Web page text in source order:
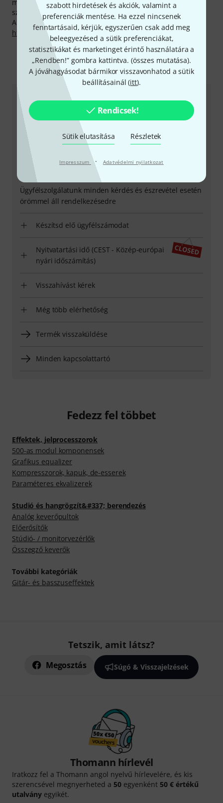
szabott hirdetések és akciók, valamint a
preferenciák mentése. Ha ezzel nincsenek
fenntartásaid, kérjük, egyszerűen csak add meg
beleegyezésed a sütik preferenciákat,
statisztikákat és marketinget érintő használatára a
„Rendben!” gombra kattintva. (összes mutatása).
A jóváhagyásodat bármikor visszavonhatod a sütik
beállításainál (itt).
Rendicsek!
Sütik elutasítása Részletek
Impresszum · Adatvédelmi nyilatkozat
munkatársaink ezen felül telephelyünkön további
szolgáltatásokat is készek nyújtani.
A gyártóval kapcsolatban itt találsz bővebb tájékoztatást:
http://www.apiaudio.com
Így érhetsz el minket
Ügyfélszolgálat - Magyarország
+49-9546-9223-531
Ügyfélszolgálatunk minden kérdés és észrevétel esetén
örömmel áll rendelkezésedre
Készítsd elő ügyfélszámodat
Nyitvatartási idő (CEST - Közép-európai
nyári időszámítás)
Visszahívást kérek
Még több elérhetőség
Termék visszaküldése
Minden kapcsolattartó
Fedezz fel többet
Effektek, jelprocesszorok
500-as modul komponensek
Grafikus equalizer
Kompresszorok, kapuk, de-esserek
Paraméteres ekvalizerek
Studió és hangrögzít&#337; berendezés
Analóg keverőpultok
Előerősítők
Stúdió- / monitorvezérlők
Összegző keverők
További kategóriák
Gitár- és basszuseffektek
Tetszik, amit látsz?
Megosztás Súgó & Visszajelzések
Thomann hírlevél
Iratkozz fel a Thomann angol nyelvű hírlevelére, és kis
szerencsével megnyerheted a 50 egyenként 50 € értékű
utalvány egyikét.